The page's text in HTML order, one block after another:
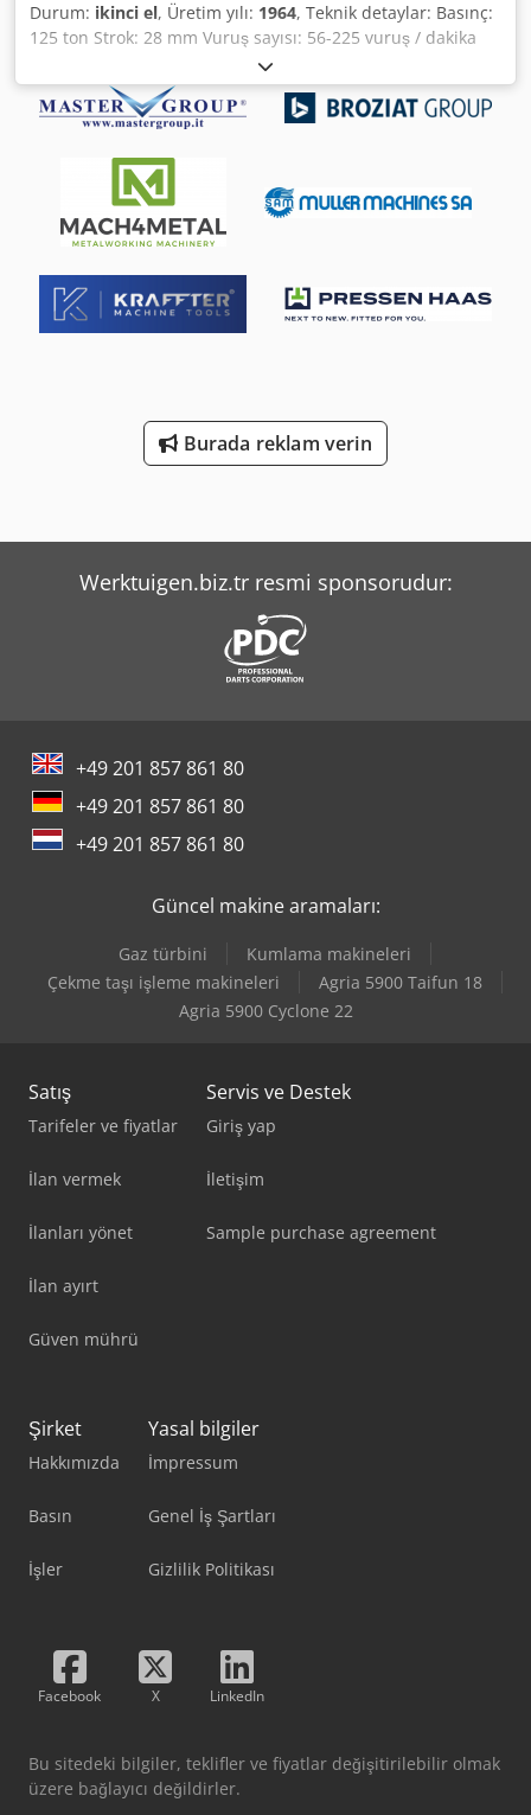
Durum: ikinci el, Üretim yılı: 1964, Teknik detaylar: Basınç:
125 ton Strok: 28 mm Vuruş sayısı: 56-225 vuruş / dakika
Koç genişliği: 1000 mm Koç ayarı: 60 mm Masa/ram
mesafesi: 376 mm Masa boyutu: G.950xD:720 mm
Masadaki açıklık: 400x130 mm Yerden yükseklik: 1120 mm
Yanal dik açıklık: 250 mm Toplam güç gereksinimi: 30 kW
Makine ağırlığı yaklaşık: 15,5 ton Credpju Nfibsfx Akksf
Makine boyutları: 3.1x1.34x3.6 m Kontrol kabini boyutları
UxGxY: 0,64x0,22x1,2 m Bu pres, yüksek hacimli üretim için
besleme (mekanik) ile malzeme beslemesi ve sağ tarafta
bir atık kesici içerir. Besleme = 0-200mm; silindir genişliği =
250mm Kullanım talimatlarının kısmi kopyası Makine
Burada reklam verin
Werktuigen.biz.tr resmi sponsorudur:
+49 201 857 861 80
+49 201 857 861 80
+49 201 857 861 80
Güncel makine aramaları:
Gaz türbini
Kumlama makineleri
Çekme taşı işleme makineleri
Agria 5900 Taifun 18
Agria 5900 Cyclone 22
Satış
Tarifeler ve fiyatlar
İlan vermek
İlanları yönet
İlan ayırt
Güven mührü
Servis ve Destek
Giriş yap
İletişim
Sample purchase agreement
Şirket
Hakkımızda
Basın
İşler
Yasal bilgiler
İmpressum
Genel İş Şartları
Gizlilik Politikası
Facebook X LinkedIn
Bu sitedeki bilgiler, teklifler ve fiyatlar değişitirilebilir olmak
üzere bağlayıcı değildirler.